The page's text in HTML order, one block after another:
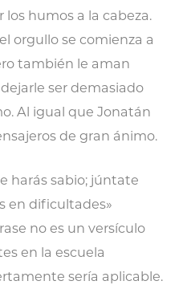
humos a la cabeza.
orgullo se comienza a
también le aman
ser demasiado
Al igual que Jonatán
de gran ánimo.
harás sabio; júntate
en dificultades»
no es un versículo
en la escuela
sería aplicable.